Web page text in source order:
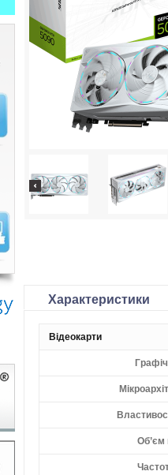
Характеристики
Відеокарти
Об’єм